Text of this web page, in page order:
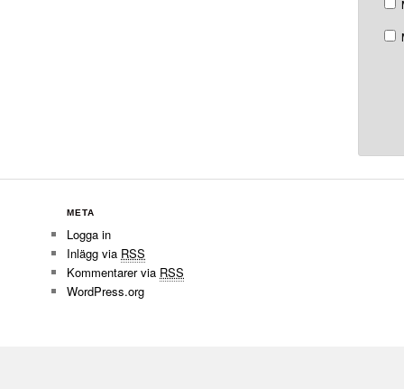
META
Logga in
Inlägg via RSS
Kommentarer via RSS
WordPress.org